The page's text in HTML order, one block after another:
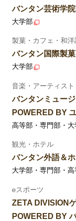
バンタン芸術学院
大学部
製菓・カフェ・和洋
バンタン国際製
大学部
音楽・アーティス
バンタンミュー
POWERED BY
高等部・専門部・
観光・ホテル
バンタン外語＆
大学部・専門部・高
eスポーツ
ZETA DIVISION
POWERED BY